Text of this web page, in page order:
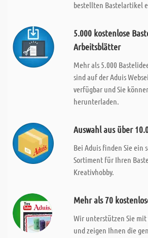
bestellten Bastelartikel
5.000 kostenlose
Arbeitsblätter
Mehr als 5.000
sind auf der Aduis
verfügbar und Sie
herunterladen.
Auswahl aus über
Bei Aduis finden Sie ein
Sortiment für Ihren
Kreativhobby.
Mehr als 70
Wir unterstützen Sie mit
und zeigen Ihnen die